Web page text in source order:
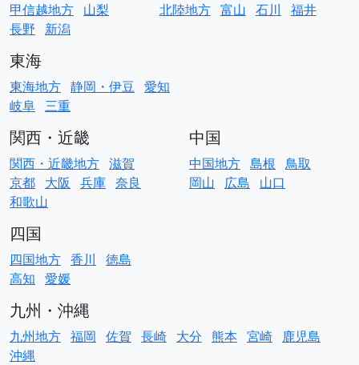
甲信越地方 山梨
長野
新潟
北陸地方 富山 石川 福井
東海
東海地方 静岡・伊豆 愛知
岐阜 三重
関西・近畿
関西・近畿地方 滋賀
京都 大阪 兵庫 奈良
和歌山
中国
中国地方 島根 鳥取
岡山
広島 山口
四国
四国地方 香川
徳島
高知 愛媛
九州・沖縄
九州地方 福岡 佐賀 長崎 大分 熊本 宮崎
鹿児島
沖縄